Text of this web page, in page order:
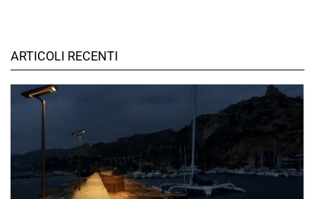
ARTICOLI RECENTI